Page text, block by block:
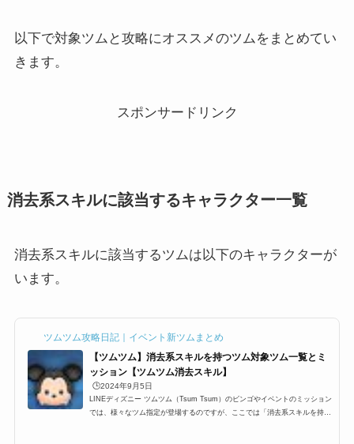
以下で対象ツムと攻略にオススメのツムをまとめてい
きます。
スポンサードリンク
消去系スキルに該当するキャラクター一覧
消去系スキルに該当するツムは以下のキャラクターが
います。
ツムツム攻略日記｜イベント新ツムまとめ
【ツムツム】消去系スキルを持つツム対象ツム一覧とミ
ッション【ツムツム消去スキル】
🕒️2024年9月5日
LINEディズニー ツムツム（Tsum Tsum）のビンゴやイベントのミッション
では、様々なツム指定が登場するのですが、ここでは「消去系スキルを持つ